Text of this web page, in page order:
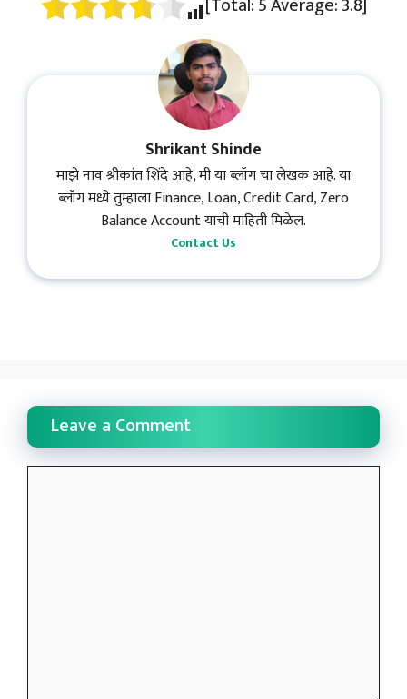
Shrikant Shinde
माझे नाव श्रीकांत शिंदे आहे, मी या ब्लॉग चा लेखक आहे. या
ब्लॉग मध्ये तुम्हाला Finance, Loan, Credit Card, Zero
Balance Account याची माहिती मिळेल.
Contact Us
Leave a Comment